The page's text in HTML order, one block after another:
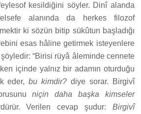
kesildiğini söyler. Dinî alanda
alanında da herkes filozof
ki sözün bitip sükûtun başladığı
esas hâline getirmek isteyenlere
“Birisi rüyâ âleminde cennete
içinde yalnız bir adamın oturduğu
eder,bu kimdir? diye sorar. Birgivî
niçin daha başka kimseler
Verilen cevap şudur: Birgivî